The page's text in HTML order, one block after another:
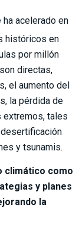
acelerado en
históricos en
por millón
directas,
el aumento del
la pérdida de
tales
y tsunamis.
climático como
y planes
la